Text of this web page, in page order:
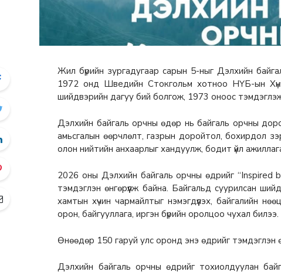
Жил бүрийн зургадугаар сарын 5-ныг Дэлхийн
1972 онд Шведийн Стокгольм хотноо НҮБ-ын
шийдвэрийн дагуу бий болгож, 1973 оноос
Дэлхийн байгаль орчны өдөр нь байгаль орчны
амьсгалын өөрчлөлт, газрын доройтол, бохирдол
олон нийтийн анхаарлыг хандуулж, бодит үйл
2026 оны Дэлхийн байгаль орчны өдрийг
тэмдэглэн өнгөрүүлж байна. Байгальд суурилсан
хамтын хүчин чармайлтыг нэмэгдүүлэх, байгалийн
орон, байгууллага, иргэн бүрийн оролцоо чухал билээ.
Өнөөдөр 150 гаруй улс оронд энэ өдрийг тэмдэглэн
Дэлхийн байгаль орчны өдрийг тохиолдуулан